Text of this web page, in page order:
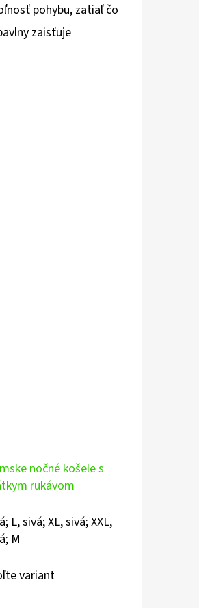
pohybu, zatiaľ čo
zaisťuje
nočné košele s
rukávom
L, sivá; XL, sivá; XXL,
M
variant